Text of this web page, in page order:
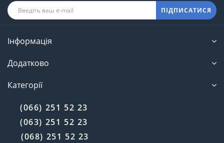
ПІДПИСАТИСЯ
Інформація
Додатково
Категорії
(066) 251 52 23
(063) 251 52 23
(068) 251 52 23